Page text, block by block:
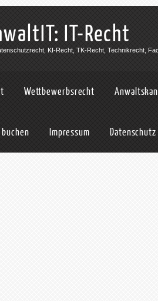
IT-Recht
KI-Recht, TK-Recht, Technikrecht,
Wettbewerbsrecht
Impressum Datenschutz